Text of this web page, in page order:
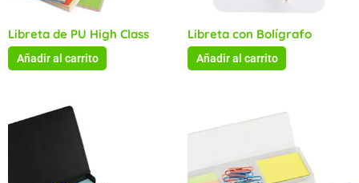
Libreta de PU High Class
Añadir al carrito
Libreta con Bolígrafo
Añadir al carrito